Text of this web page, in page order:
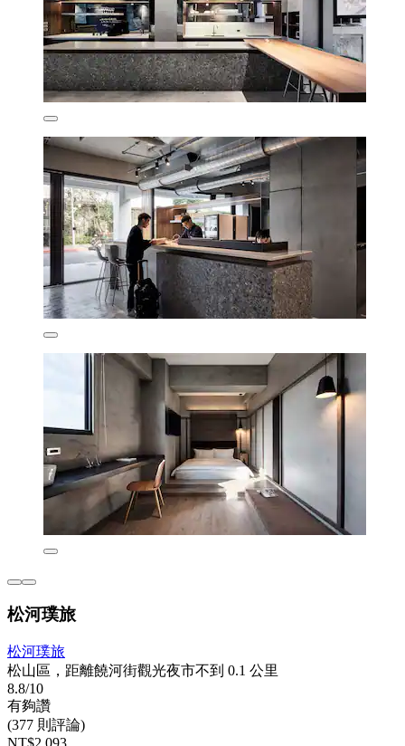
松河璞旅
松河璞旅
松山區，距離饒河街觀光夜市不到 0.1 公里
8.8/10
有夠讚
(377 則評論)